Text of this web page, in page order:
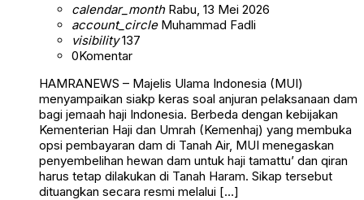
calendar_monthRabu, 13 Mei 2026
account_circleMuhammad Fadli
visibility137
0Komentar
HAMRANEWS – Majelis Ulama Indonesia (MUI)
menyampaikan siakp keras soal anjuran pelaksanaan dam
bagi jemaah haji Indonesia. Berbeda dengan kebijakan
Kementerian Haji dan Umrah (Kemenhaj) yang membuka
opsi pembayaran dam di Tanah Air, MUI menegaskan
penyembelihan hewan dam untuk haji tamattu’ dan qiran
harus tetap dilakukan di Tanah Haram. Sikap tersebut
dituangkan secara resmi melalui […]